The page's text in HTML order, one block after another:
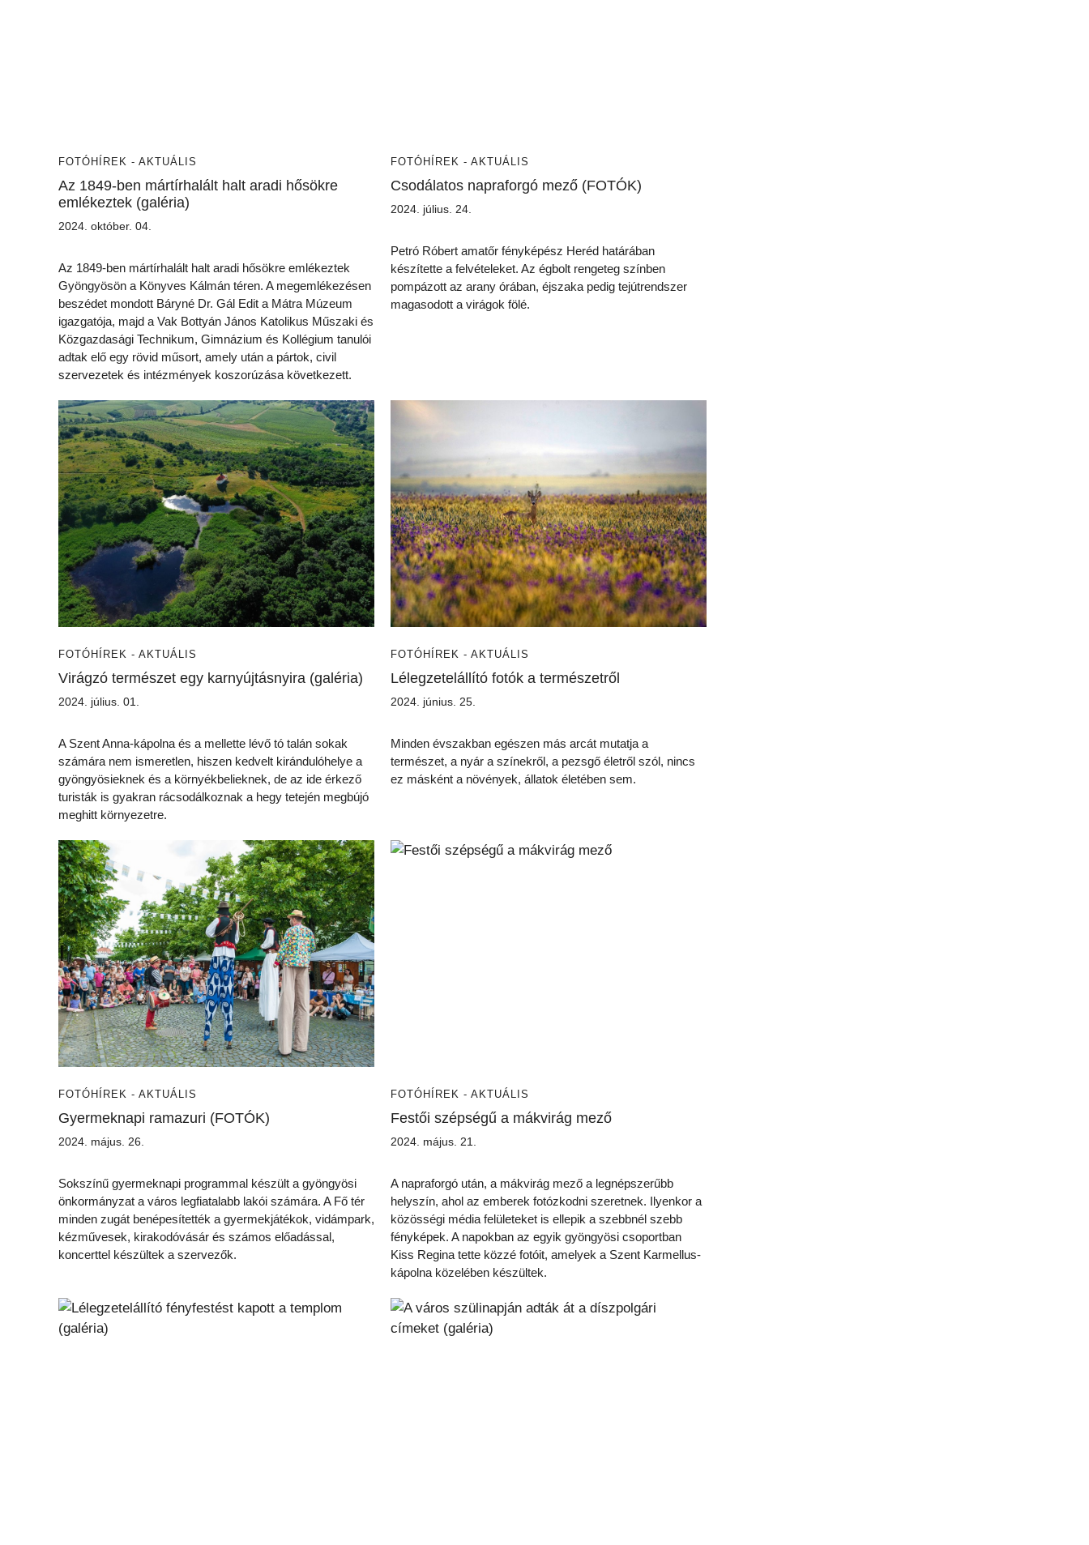
FOTÓ HÍREK - AKTUÁLIS
Az 1849-ben mártírhalált halt aradi hősökre
emlékeztek (galéria)
2024. október. 04.
Az 1849-ben mártírhalált halt aradi hősökre emlékeztek
Gyöngyösön a Könyves Kálmán téren. A megemlékezésen
beszédet mondott Báryné Dr. Gál Edit a Mátra Múzeum
igazgatója, majd a Vak Bottyán János Katolikus Műszaki és
Közgazdasági Technikum, Gimnázium és Kollégium tanulói
adtak elő egy rövid műsort, amely után a pártok, civil
szervezetek és intézmények koszorúzása következett.
FOTÓ HÍREK - AKTUÁLIS
Csodálatos napraforgó mező (FOTÓK)
2024. július. 24.
Petró Róbert amatőr fényképész Heréd határában
készítette a felvételeket. Az égbolt rengeteg színben
pompázott az arany órában, éjszaka pedig tejútrendszer
magasodott a virágok fölé.
FOTÓ HÍREK - AKTUÁLIS
Virágzó természet egy karnyújtásnyira (galéria)
2024. július. 01.
A Szent Anna-kápolna és a mellette lévő tó talán sokak
számára nem ismeretlen, hiszen kedvelt kirándulóhelye a
gyöngyösieknek és a környékbelieknek, de az ide érkező
turisták is gyakran rácsodálkoznak a hegy tetején megbújó
meghitt környezetre.
FOTÓ HÍREK - AKTUÁLIS
Lélegzetelállító fotók a természetről
2024. június. 25.
Minden évszakban egészen más arcát mutatja a
természet, a nyár a színekről, a pezsgő életről szól, nincs
ez másként a növények, állatok életében sem.
FOTÓ HÍREK - AKTUÁLIS
Gyermeknapi ramazuri (FOTÓK)
2024. május. 26.
Sokszínű gyermeknapi programmal készült a gyöngyösi
önkormányzat a város legfiatalabb lakói számára. A Fő tér
minden zugát benépesítették a gyermekjátékok, vidámpark,
kézművesek, kirakodóvásár és számos előadással,
koncerttel készültek a szervezők.
FOTÓ HÍREK - AKTUÁLIS
Festői szépségű a mákvirág mező
2024. május. 21.
A napraforgó után, a mákvirág mező a legnépszerűbb
helyszín, ahol az emberek fotózkodni szeretnek. Ilyenkor a
közösségi média felületeket is ellepik a szebbnél szebb
fényképek. A napokban az egyik gyöngyösi csoportban
Kiss Regina tette közzé fotóit, amelyek a Szent Karmellus-
kápolna közelében készültek.